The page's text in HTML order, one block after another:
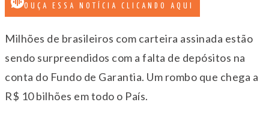
OUÇA ESSA NOTÍCIA CLICANDO AQUI
Milhões de brasileiros com carteira assinada estão
sendo surpreendidos com a falta de depósitos na
conta do Fundo de Garantia. Um rombo que chega a
R$ 10 bilhões em todo o País.